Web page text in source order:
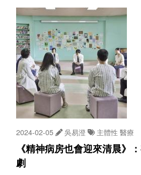
2024-02-05 吳易澄 主體性 醫療
《精神病房也會迎來清晨》
劇